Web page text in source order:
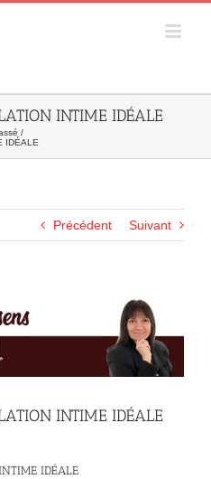
INTIME IDÉALE
IDÉALE
Précédent Suivant
INTIME IDÉALE
IDÉALE